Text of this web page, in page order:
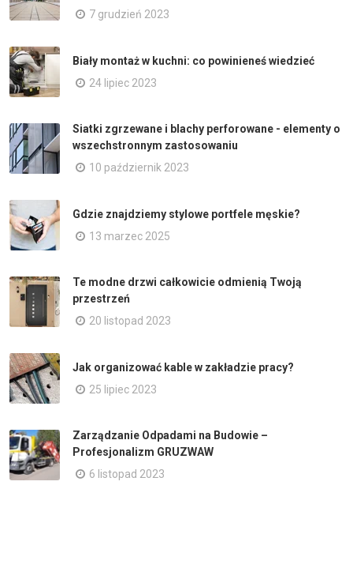
7 grudzień 2023
Biały montaż w kuchni: co powinieneś wiedzieć
24 lipiec 2023
Siatki zgrzewane i blachy perforowane - elementy o
wszechstronnym zastosowaniu
10 październik 2023
Gdzie znajdziemy stylowe portfele męskie?
13 marzec 2025
Te modne drzwi całkowicie odmienią Twoją
przestrzeń
20 listopad 2023
Jak organizować kable w zakładzie pracy?
25 lipiec 2023
Zarządzanie Odpadami na Budowie –
Profesjonalizm GRUZWAW
6 listopad 2023